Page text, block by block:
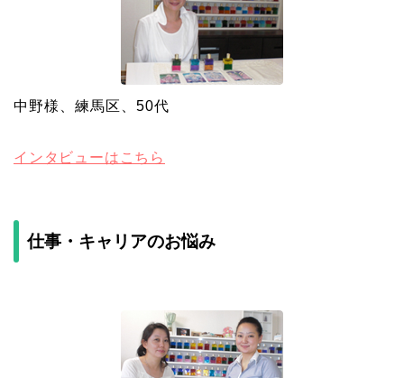
中野様、練馬区、50代
インタビューはこちら
仕事・キャリアのお悩み